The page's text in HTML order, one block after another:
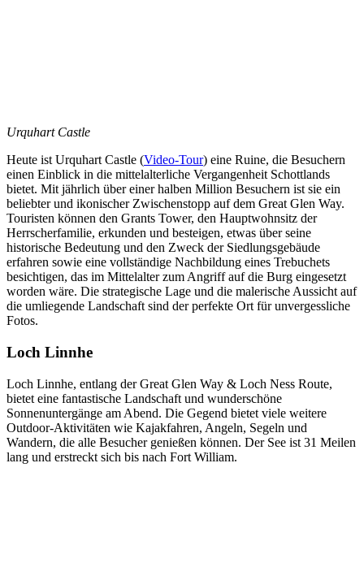
Urquhart Castle
Heute ist Urquhart Castle (Video-Tour) eine Ruine, die Besuchern
einen Einblick in die mittelalterliche Vergangenheit Schottlands
bietet. Mit jährlich über einer halben Million Besuchern ist sie ein
beliebter und ikonischer Zwischenstopp auf dem Great Glen Way.
Touristen können den Grants Tower, den Hauptwohnsitz der
Herrscherfamilie, erkunden und besteigen, etwas über seine
historische Bedeutung und den Zweck der Siedlungsgebäude
erfahren sowie eine vollständige Nachbildung eines Trebuchets
besichtigen, das im Mittelalter zum Angriff auf die Burg eingesetzt
worden wäre. Die strategische Lage und die malerische Aussicht auf
die umliegende Landschaft sind der perfekte Ort für unvergessliche
Fotos.
Loch Linnhe
Loch Linnhe, entlang der Great Glen Way & Loch Ness Route,
bietet eine fantastische Landschaft und wunderschöne
Sonnenuntergänge am Abend. Die Gegend bietet viele weitere
Outdoor-Aktivitäten wie Kajakfahren, Angeln, Segeln und
Wandern, die alle Besucher genießen können. Der See ist 31 Meilen
lang und erstreckt sich bis nach Fort William.